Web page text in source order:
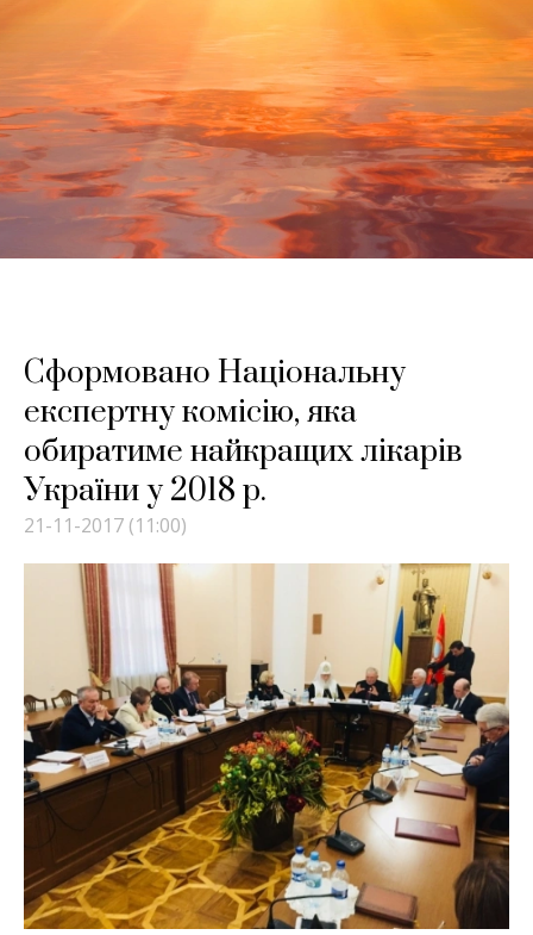
Сформовано Національну
експертну комісію, яка
обиратиме найкращих лікарів
України у 2018 р.
21-11-2017 (11:00)